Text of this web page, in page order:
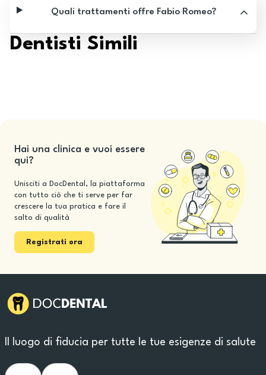
Quali trattamenti offre Fabio Romeo?
Dentisti Simili
Hai una clinica e vuoi essere
qui?
Unisciti a DocDental, la piattaforma
con tutto ciò che ti serve per far
crescere la tua pratica e fare il
salto di qualità
Registrati ora
Il luogo di fiducia per tutte le tue esigenze di salute